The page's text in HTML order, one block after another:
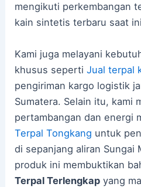
mengikuti perkembangan
kain sintetis terbaru saat
Kami juga melayani
khusus sepertiJual terpal
pengiriman kargo logistik
Sumatera. Selain itu, kami
pertambangan dan energi
Terpal Tongkang untuk
di sepanjang aliran Sungai
produk ini membuktikan
Terpal Terlengkap yang